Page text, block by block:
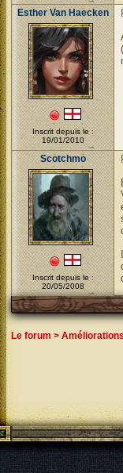
Esther Van Haecken
Inscrit depuis le :
19/01/2010
Scotchmo
Inscrit depuis le :
20/05/2008
Le forum >